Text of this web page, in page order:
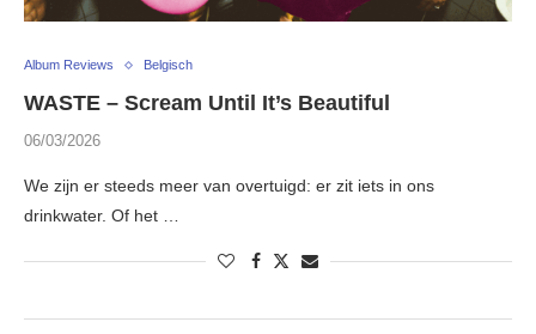
Album Reviews Belgisch
WASTE – Scream Until It’s Beautiful
06/03/2026
We zijn er steeds meer van overtuigd: er zit iets in ons
drinkwater. Of het …